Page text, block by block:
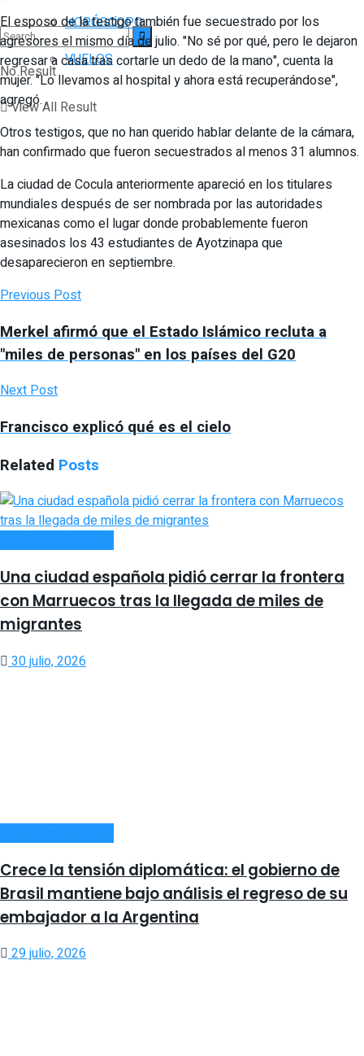
No Result
View All Result
HORÓSCOPO
VUELOS
El esposo de la testigo también fue secuestrado por los
agresores el mismo día de julio. "No sé por qué, pero le dejaron
regresar a casa tras cortarle un dedo de la mano", cuenta la
mujer. "Lo llevamos al hospital y ahora está recuperándose",
agregó.
Otros testigos, que no han querido hablar delante de la cámara,
han confirmado que fueron secuestrados al menos 31 alumnos.
La ciudad de Cocula anteriormente apareció en los titulares
mundiales después de ser nombrada por las autoridades
mexicanas como el lugar donde probablemente fueron
asesinados los 43 estudiantes de Ayotzinapa que
desaparecieron en septiembre.
Previous Post
Merkel afirmó que el Estado Islámico recluta a
"miles de personas" en los países del G20
Next Post
Francisco explicó qué es el cielo
Related Posts
Una ciudad española pidió cerrar la frontera
con Marruecos tras la llegada de miles de
migrantes
30 julio, 2026
Crece la tensión diplomática: el gobierno de
Brasil mantiene bajo análisis el regreso de su
embajador a la Argentina
29 julio, 2026